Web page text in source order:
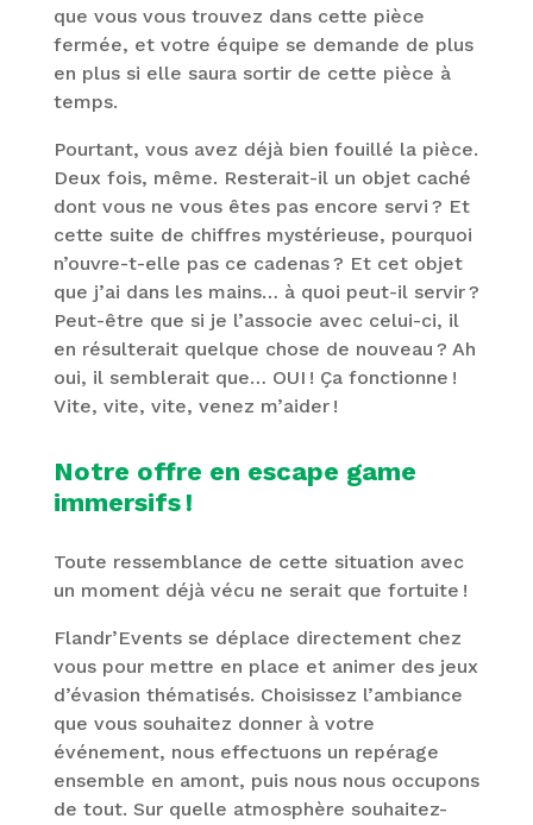
que vous vous trouvez dans cette pièce
fermée, et votre équipe se demande de plus
en plus si elle saura sortir de cette pièce à
temps.
Pourtant, vous avez déjà bien fouillé la pièce.
Deux fois, même. Resterait-il un objet caché
dont vous ne vous êtes pas encore servi ? Et
cette suite de chiffres mystérieuse, pourquoi
n’ouvre-t-elle pas ce cadenas ? Et cet objet
que j’ai dans les mains… à quoi peut-il servir ?
Peut-être que si je l’associe avec celui-ci, il
en résulterait quelque chose de nouveau ? Ah
oui, il semblerait que… OUI ! Ça fonctionne !
Vite, vite, vite, venez m’aider !
Notre offre en escape game
immersifs !
Toute ressemblance de cette situation avec
un moment déjà vécu ne serait que fortuite !
Flandr’Events se déplace directement chez
vous pour mettre en place et animer des jeux
d’évasion thématisés. Choisissez l’ambiance
que vous souhaitez donner à votre
événement, nous effectuons un repérage
ensemble en amont, puis nous nous occupons
de tout. Sur quelle atmosphère souhaitez-